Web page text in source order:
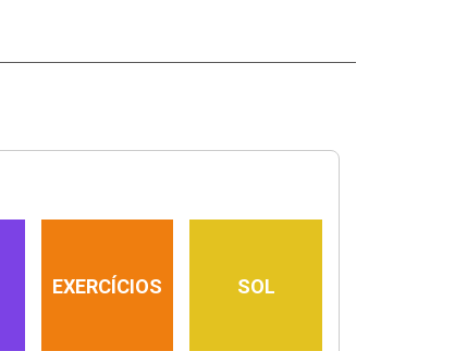
EXERCÍCIOS SOL